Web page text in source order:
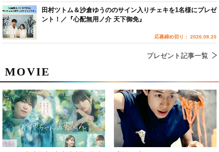
MOVIE
田村ツトム＆沙倉ゆうののサイン入りチェキを1名様にプレゼ
ント！／『心配無用ノ介 天下御免』
応募締め切り： 2026.08.20
プレゼント記事一覧